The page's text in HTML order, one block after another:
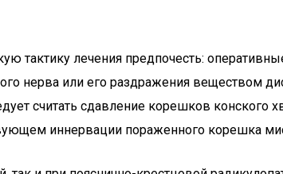
тактику лечения предпочесть:
нерва или его раздражения веществом
считать сдавление корешков конского
иннервации пораженного корешка